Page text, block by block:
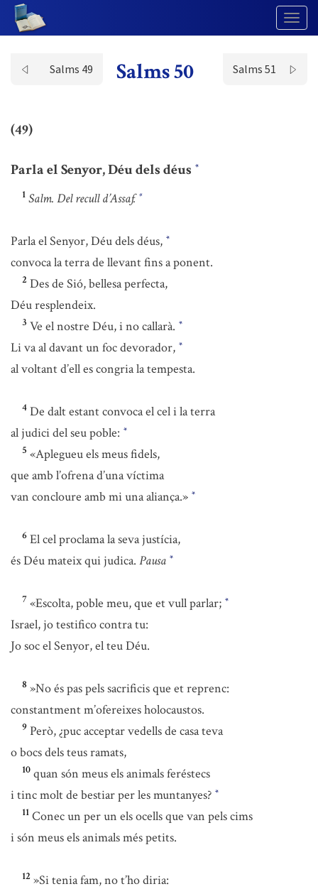
Salms 49 Salms 50 Salms 51
(49)
Parla el Senyor, Déu dels déus *
1 Salm. Del recull d’Assaf. *
Parla el Senyor, Déu dels déus, *
convoca la terra de llevant fins a ponent.
2 Des de Sió, bellesa perfecta,
Déu resplendeix.
3 Ve el nostre Déu, i no callarà. *
Li va al davant un foc devorador, *
al voltant d’ell es congria la tempesta.
4 De dalt estant convoca el cel i la terra
al judici del seu poble: *
5 «Aplegueu els meus fidels,
que amb l’ofrena d’una víctima
van concloure amb mi una aliança.» *
6 El cel proclama la seva justícia,
és Déu mateix qui judica. Pausa *
7 «Escolta, poble meu, que et vull parlar; *
Israel, jo testifico contra tu:
Jo soc el Senyor, el teu Déu.
8 »No és pas pels sacrificis que et reprenc:
constantment m’ofereixes holocaustos.
9 Però, ¿puc acceptar vedells de casa teva
o bocs dels teus ramats,
10 quan són meus els animals feréstecs
i tinc molt de bestiar per les muntanyes? *
11 Conec un per un els ocells que van pels cims
i són meus els animals més petits.
12 »Si tenia fam, no t’ho diria: